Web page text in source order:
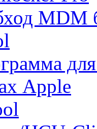
MDM
Apple